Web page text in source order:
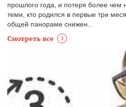
прошлого года, и потеря более чем
теми, кто родился в первые три
общей панораме снижен..
Смотреть все